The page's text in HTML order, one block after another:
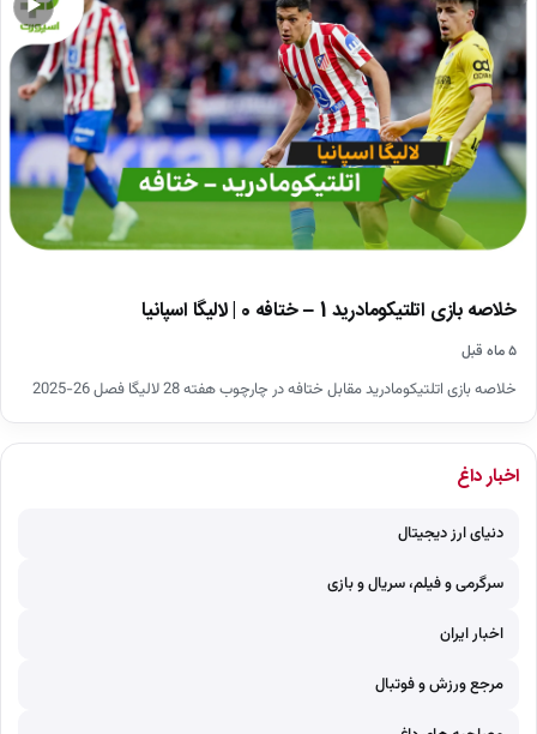
▶
خلاصه بازی اتلتیکومادرید 1 – ختافه 0 | لالیگا اسپانیا
۵ ماه قبل
خلاصه بازی اتلتیکومادرید مقابل ختافه در چارچوب هفته 28 لالیگا فصل 26-2025
اخبار داغ
دنیای ارز دیجیتال
سرگرمی و فیلم، سریال و بازی
اخبار ایران
مرجع ورزش و فوتبال